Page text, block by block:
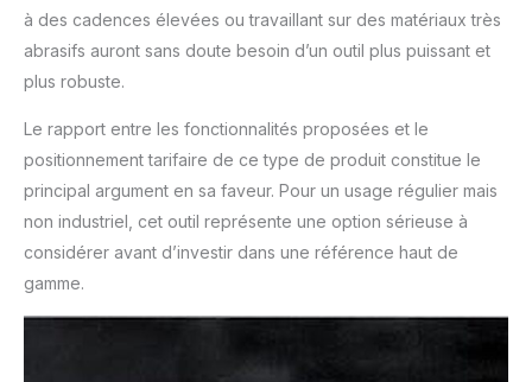
à des cadences élevées ou travaillant sur des matériaux très
abrasifs auront sans doute besoin d’un outil plus puissant et
plus robuste.
Le rapport entre les fonctionnalités proposées et le
positionnement tarifaire de ce type de produit constitue le
principal argument en sa faveur. Pour un usage régulier mais
non industriel, cet outil représente une option sérieuse à
considérer avant d’investir dans une référence haut de
gamme.